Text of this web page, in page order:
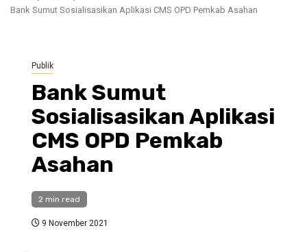
Bank Sumut Sosialisasikan Aplikasi CMS OPD Pemkab Asahan
Publik
Bank Sumut
Sosialisasikan Aplikasi
CMS OPD Pemkab
Asahan
2 min read
9 November 2021